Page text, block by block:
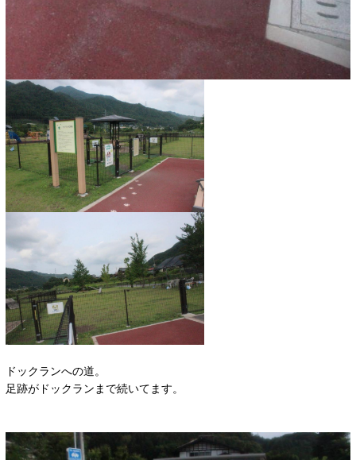
ドックランへの道。
足跡がドックランまで続いてます。